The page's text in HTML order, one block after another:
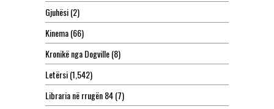
Gjuhësi(2)
Kinema(66)
Kronikë nga Dogville(8)
Letërsi(1,542)
Libraria në rrugën 84(7)